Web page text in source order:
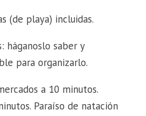
(de playa) incluidas.
háganoslo saber y
para organizarlo.
a 10 minutos.
Paraíso de natación